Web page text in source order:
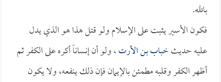
بالله.
فكون الأسير يثبت على الإسلام ولو قتل هذا هو الذي يدل
عليه حديثخباب بن الأرت، ولو أن إنساناً أكره على الكفر ثم
أظهر الكفر وقلبه مطمئن بالإيمان فإن ذلك ينفعه، ولا يكون